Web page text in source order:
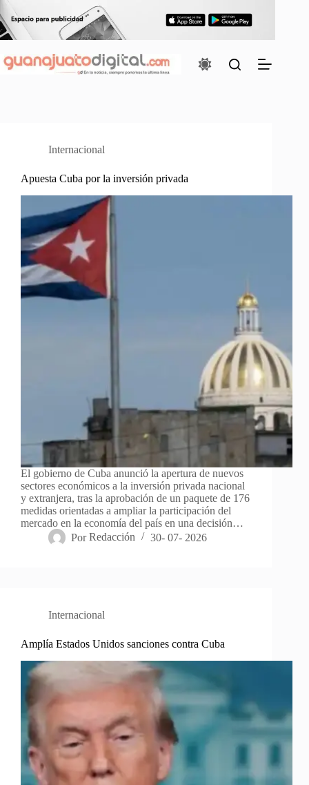
al
contenido
Internacional
Apuesta Cuba por la inversión privada
El gobierno de Cuba anunció la apertura de nuevos
sectores económicos a la inversión privada nacional
y extranjera, tras la aprobación de un paquete de 176
medidas orientadas a ampliar la participación del
mercado en la economía del país en una decisión…
Por Redacción 30- 07- 2026
Internacional
Amplía Estados Unidos sanciones contra Cuba